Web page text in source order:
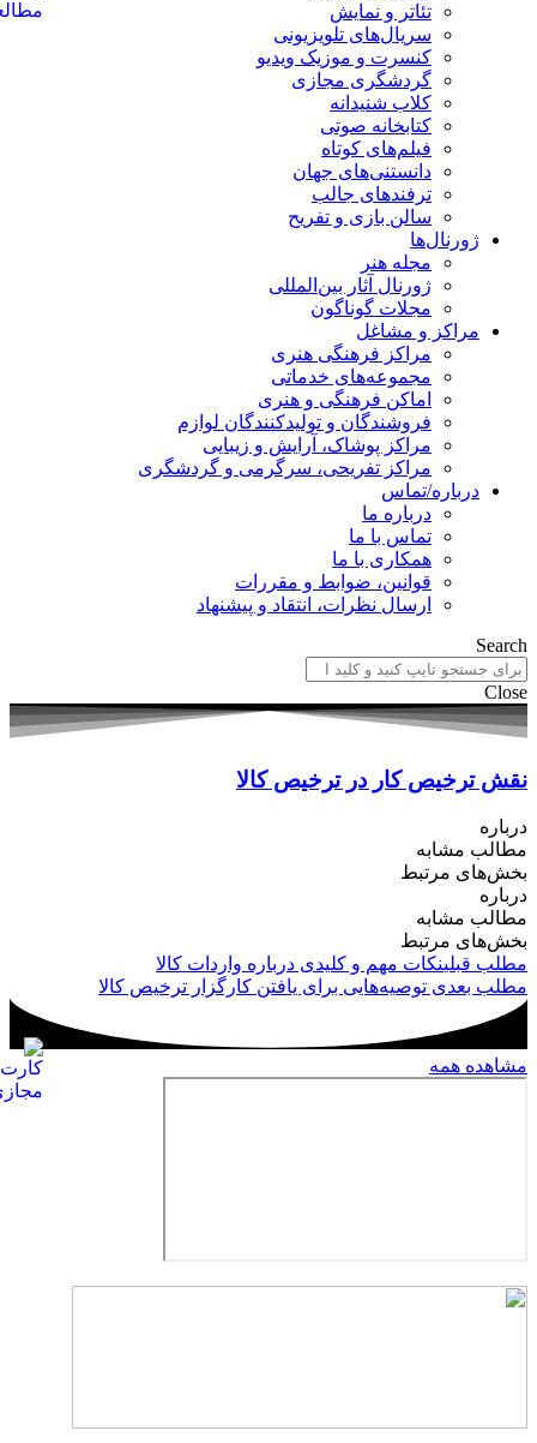
تئاتر و نمایش
سریال‌های تلویزیونی
کنسرت و موزیک ویدیو
گردشگری مجازی
کلاب شنیدانه
کتابخانه صوتی
فیلم‌های کوتاه
دانستنی‌های جهان
ترفندهای جالب
سالن بازی و تفریح
ژورنال‌ها
مجله هنر
ژورنال آثار بین‌المللی
مجلات گوناگون
مراکز و مشاغل
مراکز فرهنگی هنری
مجموعه‌های خدماتی
اماکن فرهنگی و هنری
فروشندگان و تولیدکنندگان لوازم
مراکز پوشاک، آرایش و زیبایی
مراکز تفریحی، سرگرمی و گردشگری
درباره/تماس
درباره ما
تماس با ما
همکاری با ما
قوانین، ضوابط و مقررات
ارسال نظرات، انتقاد و پیشنهاد
Search
Close
نقش ترخیص کار در ترخیص کالا
درباره
مطالب مشابه
بخش‌های مرتبط
درباره
مطالب مشابه
بخش‌های مرتبط
مطلب قبلینکات مهم و کلیدی درباره واردات کالا
مطلب بعدی توصیه‌هایی برای یافتن کارگزار ترخیص کالا
مشاهده همه